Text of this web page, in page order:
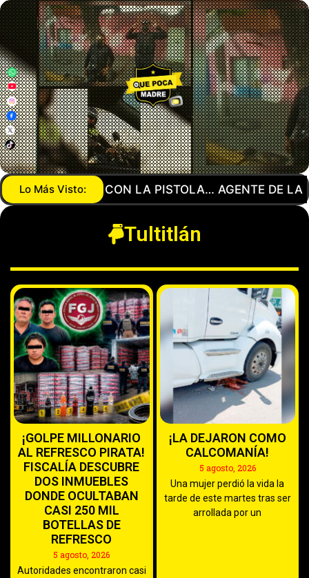
Lo Más Visto:
NACIONAL MANDA A SU NOVIO CON SAN
Tultitlán
¡GOLPE MILLONARIO
AL REFRESCO PIRATA!
FISCALÍA DESCUBRE
DOS INMUEBLES
DONDE OCULTABAN
CASI 250 MIL
BOTELLAS DE
REFRESCO
5 agosto, 2026
Autoridades encontraron casi
¡LA DEJARON COMO
CALCOMANÍA!
5 agosto, 2026
Una mujer perdió la vida la
tarde de este martes tras ser
arrollada por un